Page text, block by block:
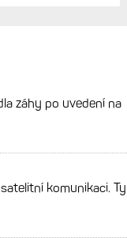
záhy po uvedení na
komunikaci. Ty